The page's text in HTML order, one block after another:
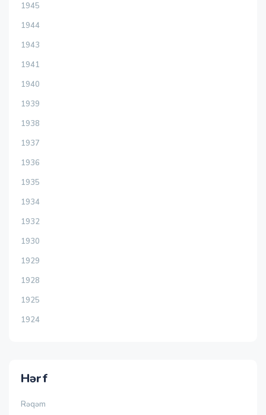
1945
1944
1943
1941
1940
1939
1938
1937
1936
1935
1934
1932
1930
1929
1928
1925
1924
Hərf
Rəqəm